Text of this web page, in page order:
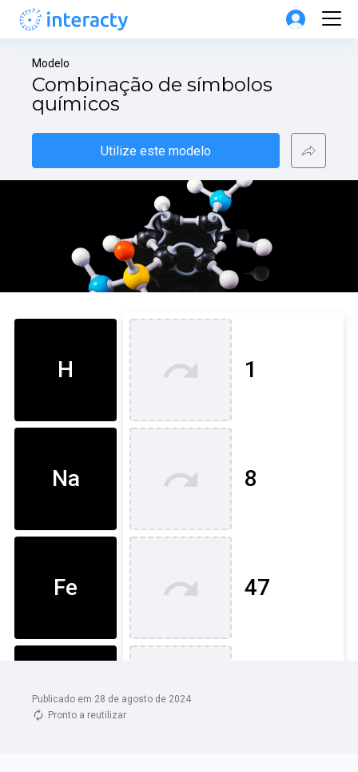
Publicado em 28 de agosto de 2024
Pronto a reutilizar
Modelo
Combinação de símbolos
químicos
Utilize este modelo